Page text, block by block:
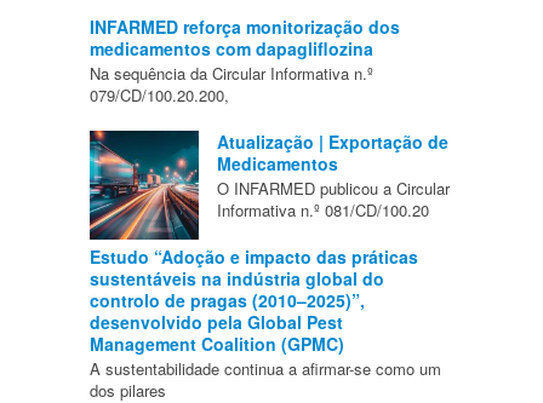
INFARMED reforça monitorização dos
medicamentos com dapagliflozina
Na sequência da Circular Informativa n.º
079/CD/100.20.200,
Atualização | Exportação de
Medicamentos
O INFARMED publicou a Circular
Informativa n.º 081/CD/100.20
Estudo “Adoção e impacto das práticas
sustentáveis na indústria global do
controlo de pragas (2010–2025)”,
desenvolvido pela Global Pest
Management Coalition (GPMC)
A sustentabilidade continua a afirmar-se como um
dos pilares